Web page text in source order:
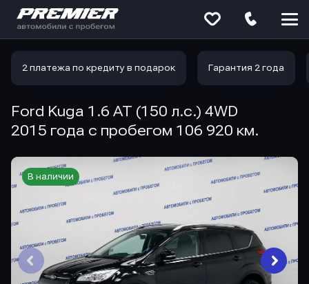
2 платежа по кредиту в подарок Гарантия 2 года
Ford Kuga 1.6 AT (150 л.с.) 4WD
2015 года с пробегом 106 920 км.
В наличии